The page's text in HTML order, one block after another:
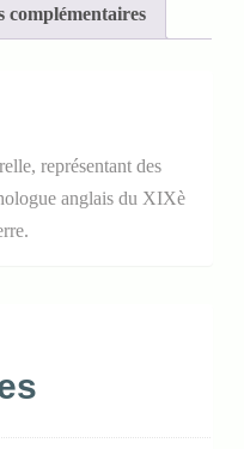
complémentaires
représentant des
anglais du XIXè